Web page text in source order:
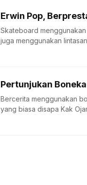
Erwin Pop,
Skateboard
juga menggunakan
Pertunjukan
Bercerita menggunakan
yang biasa disapa Kak